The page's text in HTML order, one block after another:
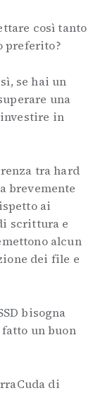
così tanto
preferito?
se hai un
una
in
tra hard
brevemente
ai
scrittura e
alcun
dei file e
bisogna
un buon
di